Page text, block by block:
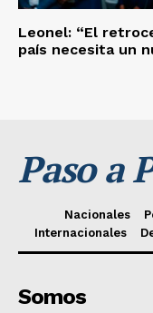
Leonel: “El
país necesita un
Paso a
Nacionales
Internacionales
Somos